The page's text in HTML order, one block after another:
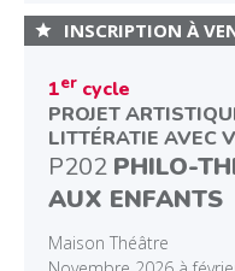
1er cycle
PROJET
LITTÉRATIE AVEC
P202 PHILO-
AUX ENFANTS
Maison Théâtre
INSCRIPTION À